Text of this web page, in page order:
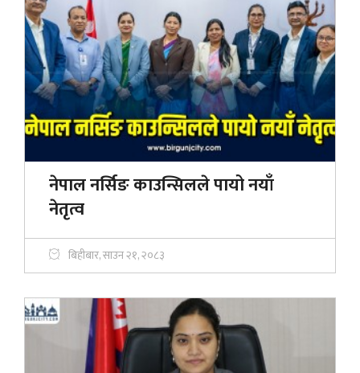
नेपाल नर्सिङ काउन्सिलले पायो नयाँ
नेतृत्व
बिहीबार, साउन २१, २०८३